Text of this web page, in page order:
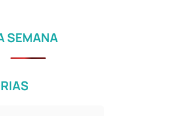
SEMANA